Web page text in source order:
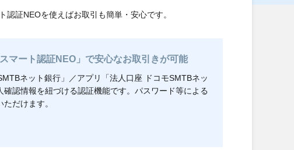
証NEOを使えばお取引も簡単・安心です。
マート認証NEO」で安心なお取引きが可能
ネット銀行」／アプリ「法人口座 ドコモSMTBネッ
確認情報を紐づける認証機能です。パスワード等による
だけます。